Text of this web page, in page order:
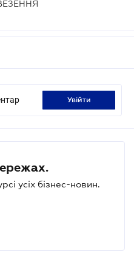
увійти
усіх бізнес-новин.